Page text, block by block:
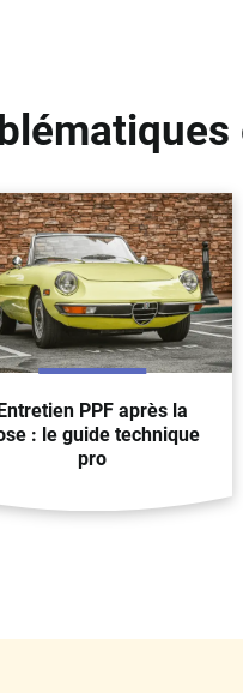
PPF après la
: le guide technique
pro